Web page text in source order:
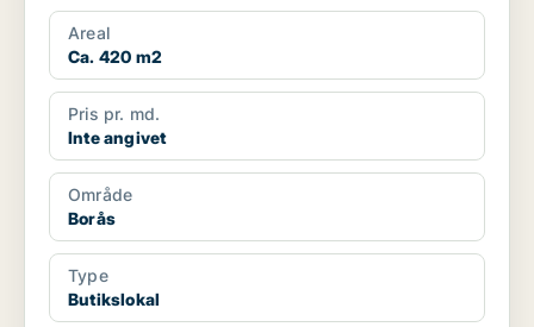
Areal
Ca. 420 m2
Pris pr. md.
Inte angivet
Område
Borås
Type
Butikslokal